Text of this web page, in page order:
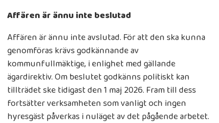
Affären är ännu inte beslutad
Affären är ännu inte avslutad. För att den ska kunna
genomföras krävs godkännande av
kommunfullmäktige, i enlighet med gällande
ägardirektiv. Om beslutet godkänns politiskt kan
tillträdet ske tidigast den 1 maj 2026. Fram till dess
fortsätter verksamheten som vanligt och ingen
hyresgäst påverkas i nuläget av det pågående arbetet.